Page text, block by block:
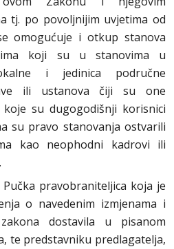
tj. po povoljnijim uvjetima od
omogućuje i otkup stanova
koji su u stanovima u
i jedinica područne
ili ustanova čiji su one
su dugogodišnji korisnici
su pravo stanovanja ostvarili
kao neophodni kadrovi ili
pravobraniteljica koja je
o navedenim izmjenama i
dostavila u pisanom
te predstavniku predlagatelja,